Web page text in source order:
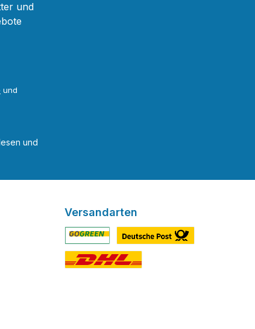
und
und
und
Versandarten
Benutzerdefiniertes Bild 1
Benutzerdefiniertes Bild 2